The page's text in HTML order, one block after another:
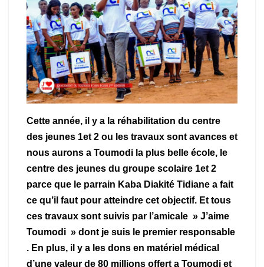
Cette année, il y a la réhabilitation du centre
des jeunes 1et 2 ou les travaux sont avances et
nous aurons a Toumodi la plus belle école, le
centre des jeunes du groupe scolaire 1et 2
parce que le parrain Kaba Diakité Tidiane a fait
ce qu’il faut pour atteindre cet objectif. Et tous
ces travaux sont suivis par l’amicale » J’aime
Toumodi » dont je suis le premier responsable
. En plus, il y a les dons en matériel médical
d’une valeur de 80 millions offert a Toumodi et